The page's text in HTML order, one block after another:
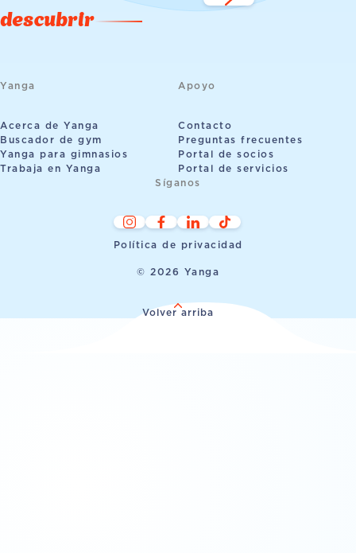
descubrir
Yanga
Acerca de Yanga
Buscador de gym
Yanga para gimnasios
Trabaja en Yanga
Apoyo
Contacto
Preguntas frecuentes
Portal de socios
Portal de servicios
Síganos
Política de privacidad
© 2026 Yanga
Volver arriba